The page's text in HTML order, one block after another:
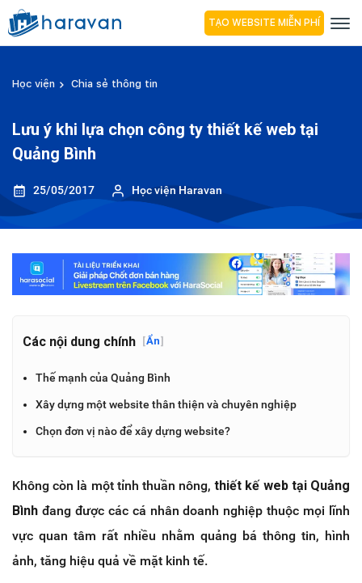
TẠO WEBSITE MIỄN PHÍ
Học viện Chia sẻ thông tin
Lưu ý khi lựa chọn công ty thiết kế web tại
Quảng Bình
25/05/2017 Học viện Haravan
Các nội dung chính [Ẩn]
Thế mạnh của Quảng Bình
Xây dựng một website thân thiện và chuyên nghiệp
Chọn đơn vị nào để xây dựng website?
Không còn là một tỉnh thuần nông,thiết kế web tại Quảng
Bình đang được các cá nhân doanh nghiệp thuộc mọi lĩnh
vực quan tâm rất nhiều nhằm quảng bá thông tin, hình
ảnh, tăng hiệu quả về mặt kinh tế.